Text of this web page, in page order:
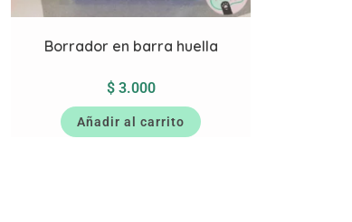
Borrador en barra huella
$3.000
Añadir al carrito